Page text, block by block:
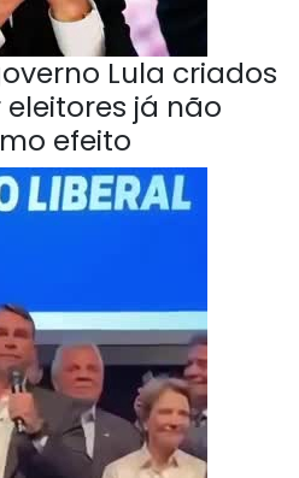
Lula criados
já não
efeito